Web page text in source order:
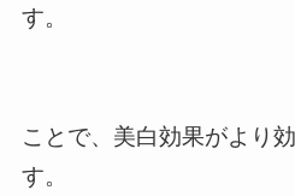
す
炎症が抑
ことで、美白効果がより
す。